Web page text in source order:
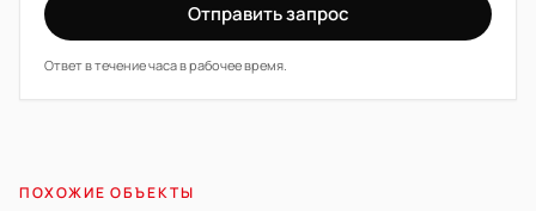
Отправить запрос
Ответ в течение часа в рабочее время.
ПОХОЖИЕ ОБЪЕКТЫ